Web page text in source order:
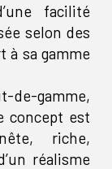
facilité
selon des
à sa gamme
de-gamme,
concept est
riche,
réalisme